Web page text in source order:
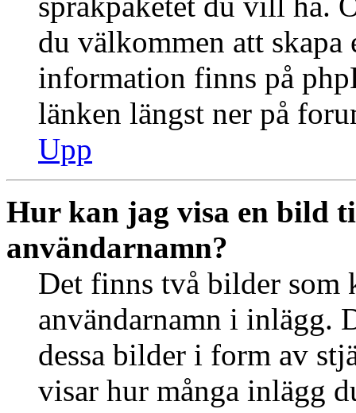
du välkommen att
information finns på
länken längst ner på
Upp
Hur kan jag visa en bild
användarnamn?
Det finns två bilder som
användarnamn i inlägg.
dessa bilder i form av
visar hur många inlägg